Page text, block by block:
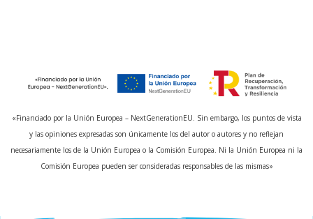
«Financiado por la Unión Europea – NextGenerationEU. Sin embargo, los puntos de vista
y las opiniones expresadas son únicamente los del autor o autores y no reflejan
necesariamente los de la Unión Europea o la Comisión Europea. Ni la Unión Europea ni la
Comisión Europea pueden ser consideradas responsables de las mismas»